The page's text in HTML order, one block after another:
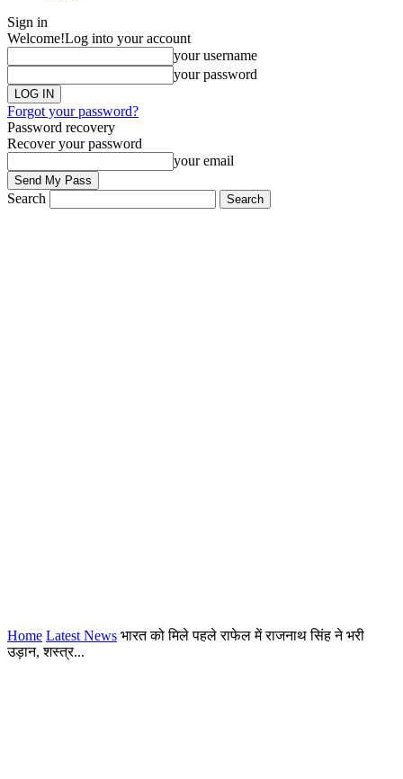
Sign in
Welcome!Log into your account
your username
your password
Forgot your password?
Password recovery
Recover your password
your email
Search
Home Latest News भारत को मिले पहले राफेल में राजनाथ सिंह ने भरी
उड़ान, शस्त्र...